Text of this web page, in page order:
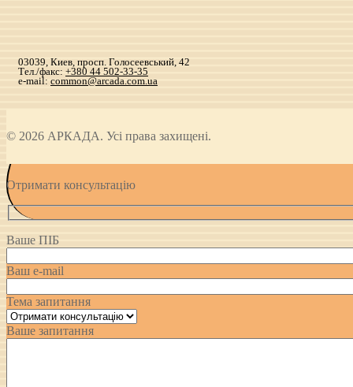
03039, Киев, просп. Голосеевський, 42
Тел./факс: +380 44 502-33-35
e-mail: common@arcada.com.ua
© 2026 АРКАДА. Усі права захищені.
Отримати консультацію
Ваше ПІБ
Ваш e-mail
Тема запитання
Ваше запитання